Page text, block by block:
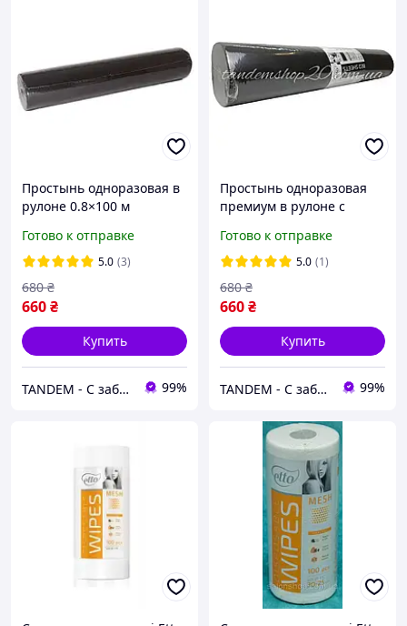
Простынь одноразовая в
рулоне 0.8×100 м
для массажа,
косметологии, кушетки
ETTO
Готово к отправке
5.0 (3)
660₴
680 ₴
Купить
TANDEM - С заботой о Вас и ваших клиентах 99%
Простынь одноразовая
премиум в рулоне с
спанбонд 30 г/м2 черная
для массажа,
косметологии, кушетки
ETTO
Готово к отправке
5.0 (1)
660₴
680 ₴
Купить
TANDEM - С заботой о Вас и ваших клиентах 99%